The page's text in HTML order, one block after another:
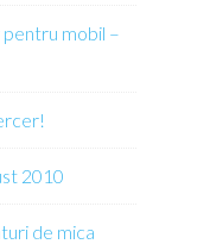
mobil –
2010
de mica